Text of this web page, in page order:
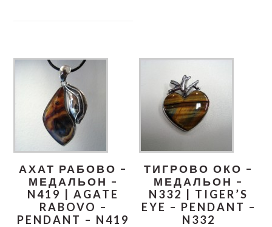
АХАТ РАБОВО –
МЕДАЛЬОН –
N419 | AGATE
RABOVO –
PENDANT – N419
ТИГРОВО ОКО –
МЕДАЛЬОН –
N332 | TIGER’S
EYE – PENDANT –
N332